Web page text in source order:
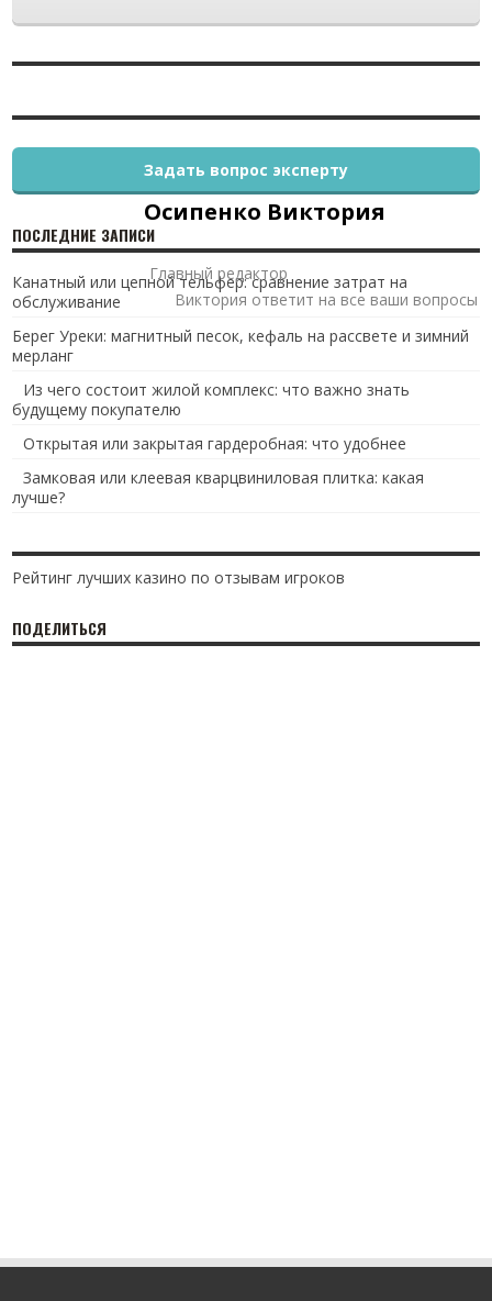
Осипенко Виктория
Главный редактор
Виктория ответит на все ваши вопросы
Задать вопрос эксперту
ПОСЛЕДНИЕ ЗАПИСИ
Канатный или цепной тельфер: сравнение затрат на
обслуживание
Берег Уреки: магнитный песок, кефаль на рассвете и зимний
мерланг
Из чего состоит жилой комплекс: что важно знать
будущему покупателю
Открытая или закрытая гардеробная: что удобнее
Замковая или клеевая кварцвиниловая плитка: какая
лучше?
Рейтинг лучших казино по отзывам игроков
ПОДЕЛИТЬСЯ